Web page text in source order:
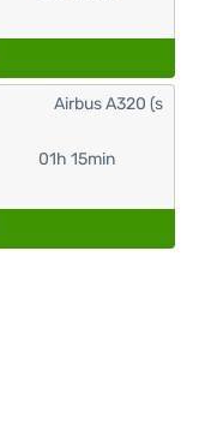
01h 15min
Airbus A320 (s